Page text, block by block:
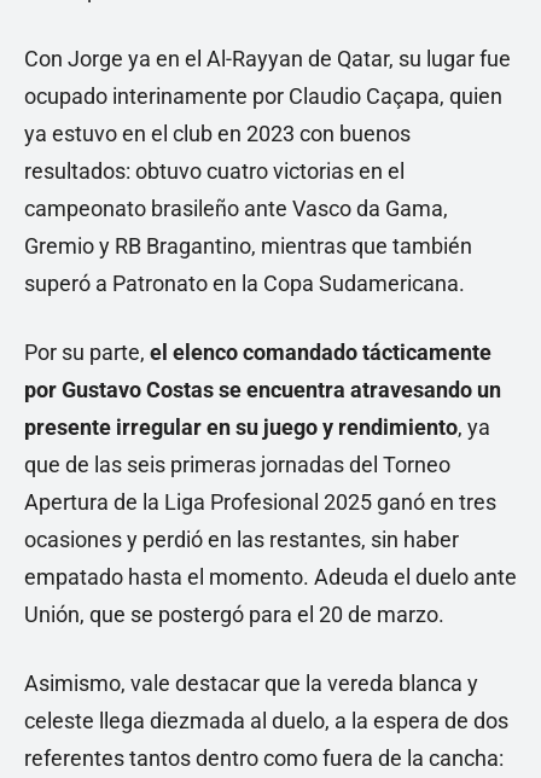
Con Jorge ya en el Al-Rayyan de Qatar, su lugar fue
ocupado interinamente por Claudio Caçapa, quien
ya estuvo en el club en 2023 con buenos
resultados: obtuvo cuatro victorias en el
campeonato brasileño ante Vasco da Gama,
Gremio y RB Bragantino, mientras que también
superó a Patronato en la Copa Sudamericana.
Por su parte, el elenco comandado tácticamente
por Gustavo Costas se encuentra atravesando un
presente irregular en su juego y rendimiento, ya
que de las seis primeras jornadas del Torneo
Apertura de la Liga Profesional 2025 ganó en tres
ocasiones y perdió en las restantes, sin haber
empatado hasta el momento. Adeuda el duelo ante
Unión, que se postergó para el 20 de marzo.
Asimismo, vale destacar que la vereda blanca y
celeste llega diezmada al duelo, a la espera de dos
referentes tantos dentro como fuera de la cancha: